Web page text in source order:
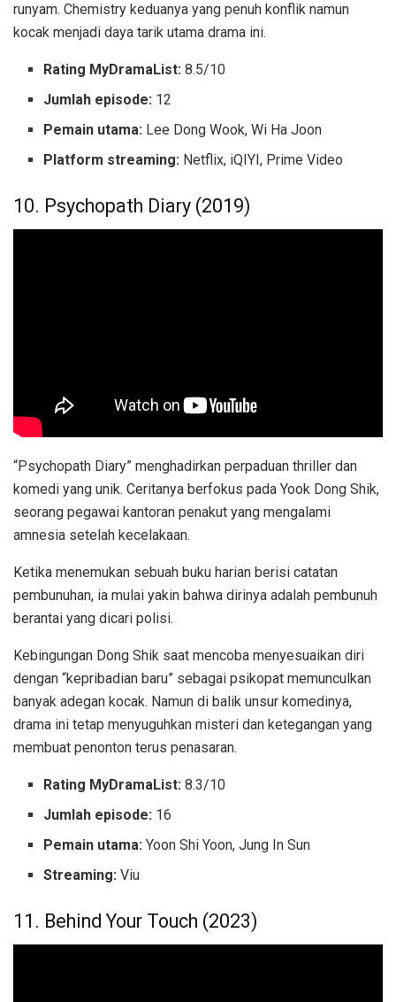
runyam. Chemistry keduanya yang penuh konflik namun
kocak menjadi daya tarik utama drama ini.
Rating MyDramaList: 8.5/10
Jumlah episode: 12
Pemain utama: Lee Dong Wook, Wi Ha Joon
Platform streaming: Netflix, iQIYI, Prime Video
10. Psychopath Diary (2019)
“Psychopath Diary” menghadirkan perpaduan thriller dan
komedi yang unik. Ceritanya berfokus pada Yook Dong Shik,
seorang pegawai kantoran penakut yang mengalami
amnesia setelah kecelakaan.
Ketika menemukan sebuah buku harian berisi catatan
pembunuhan, ia mulai yakin bahwa dirinya adalah pembunuh
berantai yang dicari polisi.
Kebingungan Dong Shik saat mencoba menyesuaikan diri
dengan “kepribadian baru” sebagai psikopat memunculkan
banyak adegan kocak. Namun di balik unsur komedinya,
drama ini tetap menyuguhkan misteri dan ketegangan yang
membuat penonton terus penasaran.
Rating MyDramaList: 8.3/10
Jumlah episode: 16
Pemain utama: Yoon Shi Yoon, Jung In Sun
Streaming: Viu
11. Behind Your Touch (2023)